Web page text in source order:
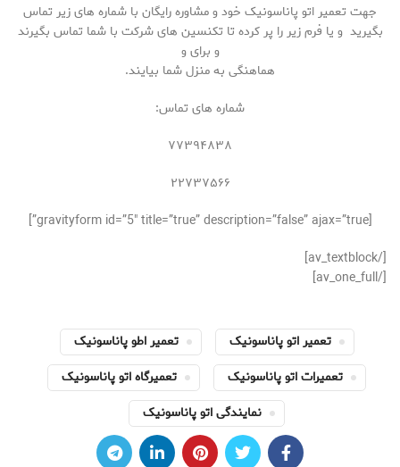
جهت تعمیر اتو پاناسونیک خود و مشاوره رایگان با شماره های زیر تماس
بگیرید و یا فرم زیر را پر کرده تا تکنسین های شرکت با شما تماس بگیرند
و برای و
هماهنگی به منزل شما بیایند.
شماره های تماس:
۷۷۳۹۴۸۳۸
۲۲۷۳۷۵۶۶
[gravityform id=”5″ title=”true” description=”false” ajax=”true”]
[/av_textblock]
[/av_one_full]
تعمیر اتو پاناسونیک
تعمیر اطو پاناسونیک
تعمیرات اتو پاناسونیک
تعمیرگاه اتو پاناسونیک
نمایندگی اتو پاناسونیک